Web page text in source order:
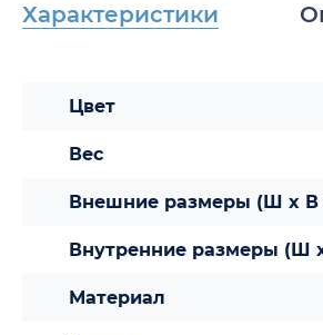
Характеристики
Цвет
Вес
Внешние размеры (Ш x В
Внутренние размеры (Ш
Материал